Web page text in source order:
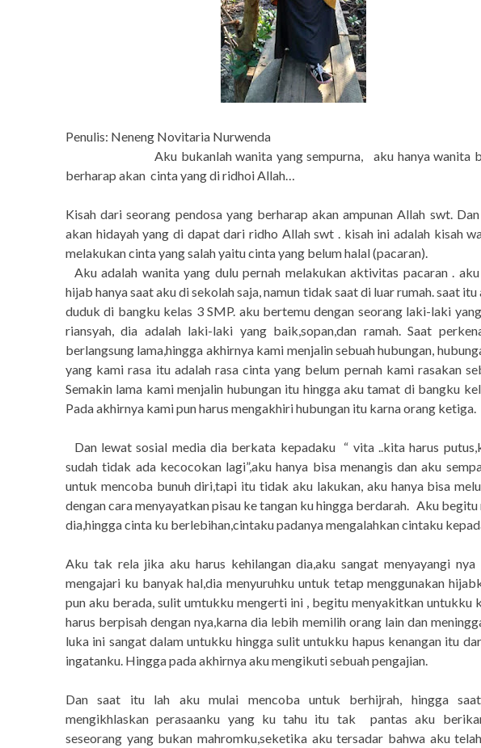
Penulis: Neneng Novitaria Nurwenda
Aku bukanlah wanita yang sempurna,
aku hanya wanita
berharap akan cinta yang di ridhoi Allah…
Kisah dari seorang pendosa yang berharap akan ampunan Allah swt.
akan hidayah yang di dapat dari ridho Allah swt . kisah ini adalah kisah
melakukan cinta yang salah yaitu cinta yang belum halal (pacaran).
Aku adalah wanita yang dulu pernah melakukan aktivitas pacaran .
hijab hanya saat aku di sekolah saja, namun tidak saat di luar rumah. saat itu
duduk di bangku kelas 3 SMP. aku bertemu dengan seorang laki-laki
riansyah, dia adalah laki-laki yang baik,sopan,dan ramah. Saat
berlangsung lama,hingga akhirnya kami menjalin sebuah hubungan,
yang kami rasa itu adalah rasa cinta yang belum pernah kami rasakan
Semakin lama kami menjalin hubungan itu hingga aku tamat di bangku
Pada akhirnya kami pun harus mengakhiri hubungan itu karna orang ketiga.
Dan lewat sosial media dia berkata kepadaku “ vita ..kita harus
sudah tidak ada kecocokan lagi”,aku hanya bisa menangis dan aku
untuk mencoba bunuh diri,tapi itu tidak aku lakukan, aku hanya bisa
dengan cara menyayatkan pisau ke tangan ku hingga berdarah. Aku
dia,hingga cinta ku berlebihan,cintaku padanya mengalahkan cintaku
Aku tak rela jika aku harus kehilangan dia,aku sangat menyayangi nya
mengajari ku banyak hal,dia menyuruhku untuk tetap menggunakan
pun aku berada, sulit umtukku mengerti ini , begitu menyakitkan untukku
harus berpisah dengan nya,karna dia lebih memilih orang lain dan
luka ini sangat dalam untukku hingga sulit untukku hapus kenangan itu
ingatanku. Hingga pada akhirnya aku mengikuti sebuah pengajian.
Dan saat itu lah aku mulai mencoba untuk berhijrah, hingga
mengikhlaskan perasaanku yang ku tahu itu tak pantas aku
seseorang yang bukan mahromku,seketika aku tersadar bahwa aku